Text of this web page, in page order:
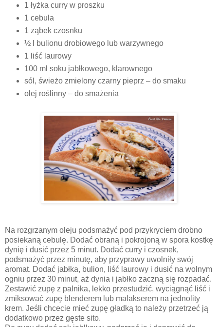
1 łyżka curry w proszku
1 cebula
1 ząbek czosnku
½ l bulionu drobiowego lub warzywnego
1 liść laurowy
100 ml soku jabłkowego, klarownego
sól, świeżo zmielony czarny pieprz – do smaku
olej roślinny – do smażenia
Na rozgrzanym oleju podsmażyć pod przykryciem drobno
posiekaną cebulę. Dodać obraną i pokrojoną w spora kostkę
dynię i dusić przez 5 minut. Dodać curry i czosnek,
podsmażyć przez minutę, aby przyprawy uwolniły swój
aromat. Dodać jabłka, bulion, liść laurowy i dusić na wolnym
ogniu przez 30 minut, aż dynia i jabłko zaczną się rozpadać.
Zestawić zupę z palnika, lekko przestudzić, wyciągnąć liść i
zmiksować zupę blenderem lub malakserem na jednolity
krem. Jeśli chcecie mieć zupę gładką to należy przetrzeć ją
dodatkowo przez gęste sito.